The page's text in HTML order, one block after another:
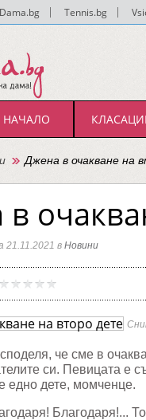
Dama.bg Tennis.bg
НАЧАЛО
Джена в очакване на
21.11.2021 в Новини
очакване
на
второ
че сме в
си. Певицата е
едно дете, момченце.
Благодаря!...